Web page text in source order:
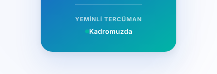
YEMINLI TERCÜMAN
Kadromuzda